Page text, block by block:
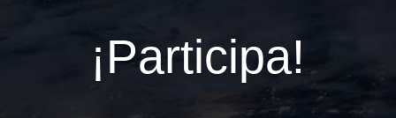
¡Participa!